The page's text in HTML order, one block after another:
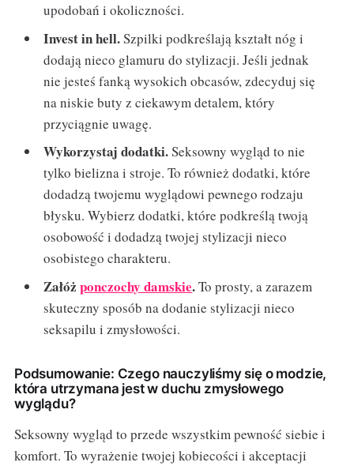
upodobań i okoliczności.
Invest in hell.Szpilki podkreślają kształt nóg i
dodają nieco glamuru do stylizacji. Jeśli jednak
nie jesteś fanką wysokich obcasów, zdecyduj się
na niskie buty z ciekawym detalem, który
przyciągnie uwagę.
Wykorzystaj dodatki.Seksowny wygląd to nie
tylko bielizna i stroje. To również dodatki, które
dodadzą twojemu wyglądowi pewnego rodzaju
błysku. Wybierz dodatki, które podkreślą twoją
osobowość i dodadzą twojej stylizacji nieco
osobistego charakteru.
Załóżponczochy damskie.To prosty, a zarazem
skuteczny sposób na dodanie stylizacji nieco
seksapilu i zmysłowości.
Podsumowanie: Czego nauczyliśmy się o modzie,
która utrzymana jest w duchu zmysłowego
wyglądu?
Seksowny wygląd to przede wszystkim pewność siebie i
komfort. To wyrażenie twojej kobiecości i akceptacji